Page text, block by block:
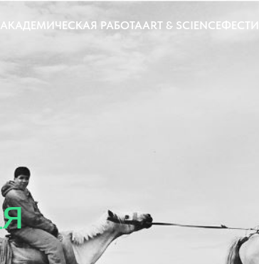
АКАДЕМИЧЕСКАЯ РАБОТАART & SCIENCE